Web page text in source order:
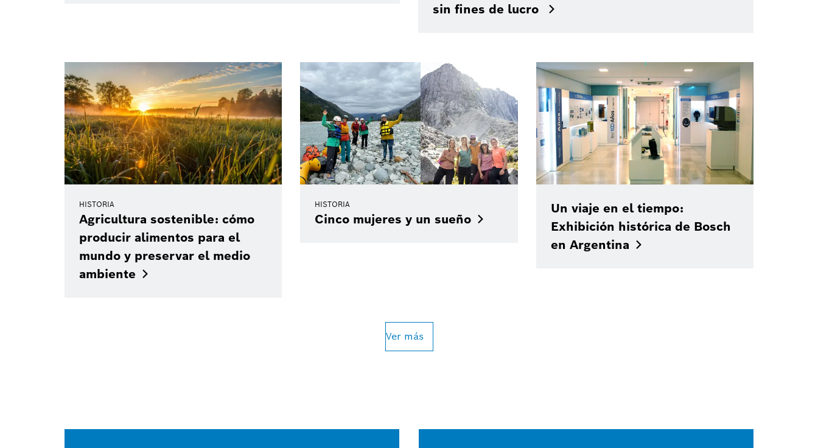
sin fines de lucro
HISTORIA
Agricultura sostenible: cómo
producir alimentos para el
mundo y preservar el medio
ambiente
HISTORIA
Cinco mujeres y un sueño
Un viaje en el tiempo:
Exhibición histórica de Bosch
en Argentina
Ver más